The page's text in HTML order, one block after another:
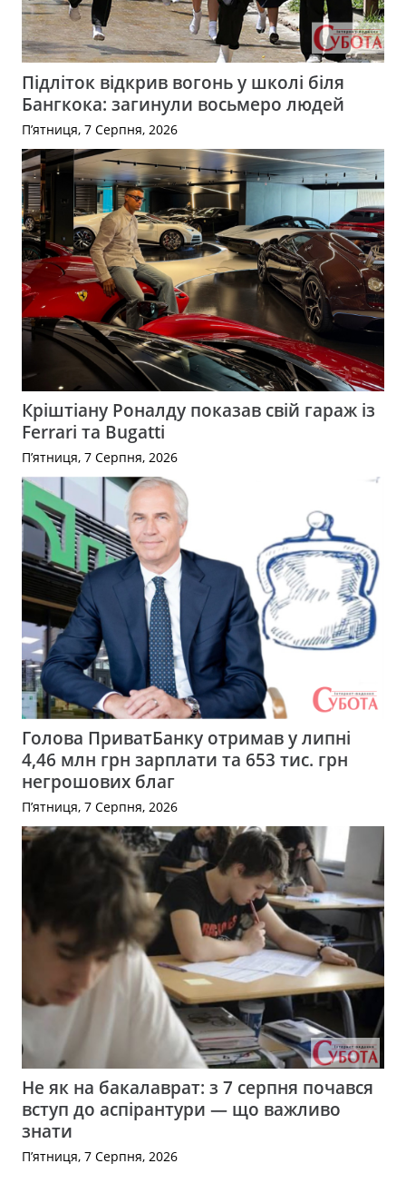
Підліток відкрив вогонь у школі біля
Бангкока: загинули восьмеро людей
П’ятниця, 7 Серпня, 2026
Кріштіану Роналду показав свій гараж із
Ferrari та Bugatti
П’ятниця, 7 Серпня, 2026
Голова ПриватБанку отримав у липні
4,46 млн грн зарплати та 653 тис. грн
негрошових благ
П’ятниця, 7 Серпня, 2026
Не як на бакалаврат: з 7 серпня почався
вступ до аспірантури — що важливо
знати
П’ятниця, 7 Серпня, 2026